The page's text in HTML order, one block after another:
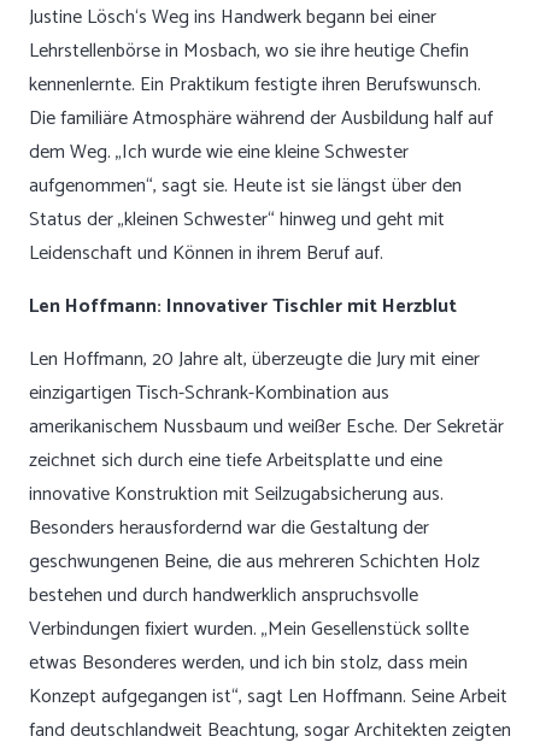
Justine Lösch‘s Weg ins Handwerk begann bei einer
Lehrstellenbörse in Mosbach, wo sie ihre heutige Chefin
kennenlernte. Ein Praktikum festigte ihren Berufswunsch.
Die familiäre Atmosphäre während der Ausbildung half auf
dem Weg. „Ich wurde wie eine kleine Schwester
aufgenommen“, sagt sie. Heute ist sie längst über den
Status der „kleinen Schwester“ hinweg und geht mit
Leidenschaft und Können in ihrem Beruf auf.
Len Hoffmann: Innovativer Tischler mit Herzblut
Len Hoffmann, 20 Jahre alt, überzeugte die Jury mit einer
einzigartigen Tisch-Schrank-Kombination aus
amerikanischem Nussbaum und weißer Esche. Der Sekretär
zeichnet sich durch eine tiefe Arbeitsplatte und eine
innovative Konstruktion mit Seilzugabsicherung aus.
Besonders herausfordernd war die Gestaltung der
geschwungenen Beine, die aus mehreren Schichten Holz
bestehen und durch handwerklich anspruchsvolle
Verbindungen fixiert wurden. „Mein Gesellenstück sollte
etwas Besonderes werden, und ich bin stolz, dass mein
Konzept aufgegangen ist“, sagt Len Hoffmann. Seine Arbeit
fand deutschlandweit Beachtung, sogar Architekten zeigten